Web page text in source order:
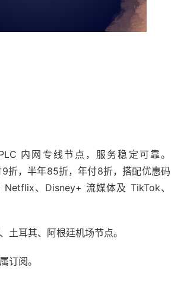
内网专线节点，服务稳定可靠。
折，半年85折，年付8折，搭配优惠码
、Disney+ 流媒体及 TikTok、
土耳其、阿根廷机场节点。
订阅。